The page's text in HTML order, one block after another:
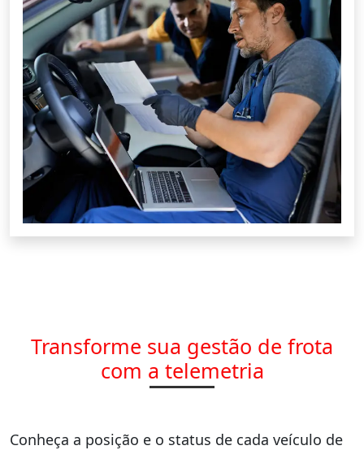
Transforme sua gestão de frota
com a telemetria
Conheça a posição e o status de cada veículo de